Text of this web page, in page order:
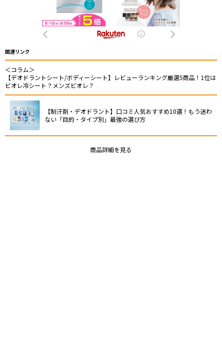
関連リンク
＜コラム＞
【デオドラントシート/ボディーシート】レビューランキング厳選5商品！1位は
ビオレ冷シート？メンズビオレ？
【制汗剤・デオドラント】口コミ人気おすすめ10選！もう迷わ
ない「目的・タイプ別」最強の選び方
商品詳細を見る